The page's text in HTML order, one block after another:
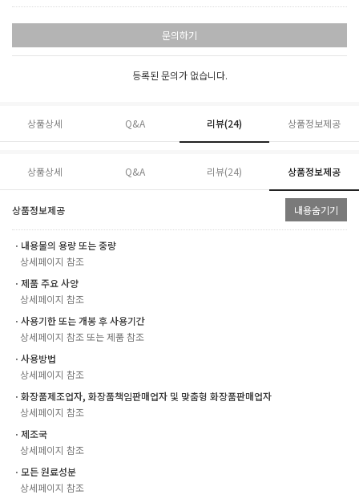
문의하기
등록된 문의가 없습니다.
상품상세 Q&A 리뷰(24) 상품정보제공
상품상세 Q&A 리뷰(24) 상품정보제공
상품정보제공 내용숨기기
ㆍ내용물의 용량 또는 중량
상세페이지 참조
ㆍ제품 주요 사양
상세페이지 참조
ㆍ사용기한 또는 개봉 후 사용기간
상세페이지 참조 또는 제품 참조
ㆍ사용방법
상세페이지 참조
ㆍ화장품제조업자, 화장품책임판매업자 및 맞춤형 화장품판매업자
상세페이지 참조
ㆍ제조국
상세페이지 참조
ㆍ모든 원료성분
상세페이지 참조